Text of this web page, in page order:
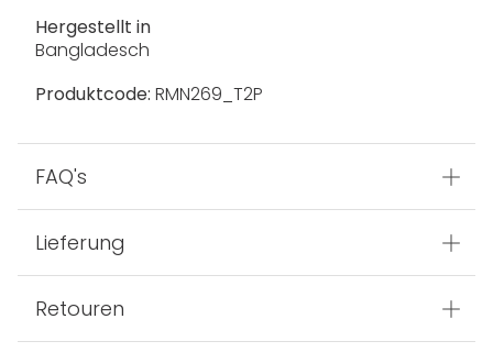
Hergestellt in
Bangladesch
Produktcode: RMN269_T2P
FAQ's
Lieferung
Retouren